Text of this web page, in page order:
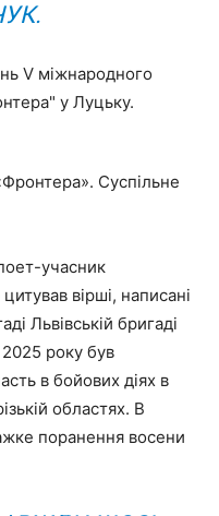
Суспільне
учасник
вірші, написані
Львівській бригаді
року був
в бойових діях в
областях. В
поранення восени